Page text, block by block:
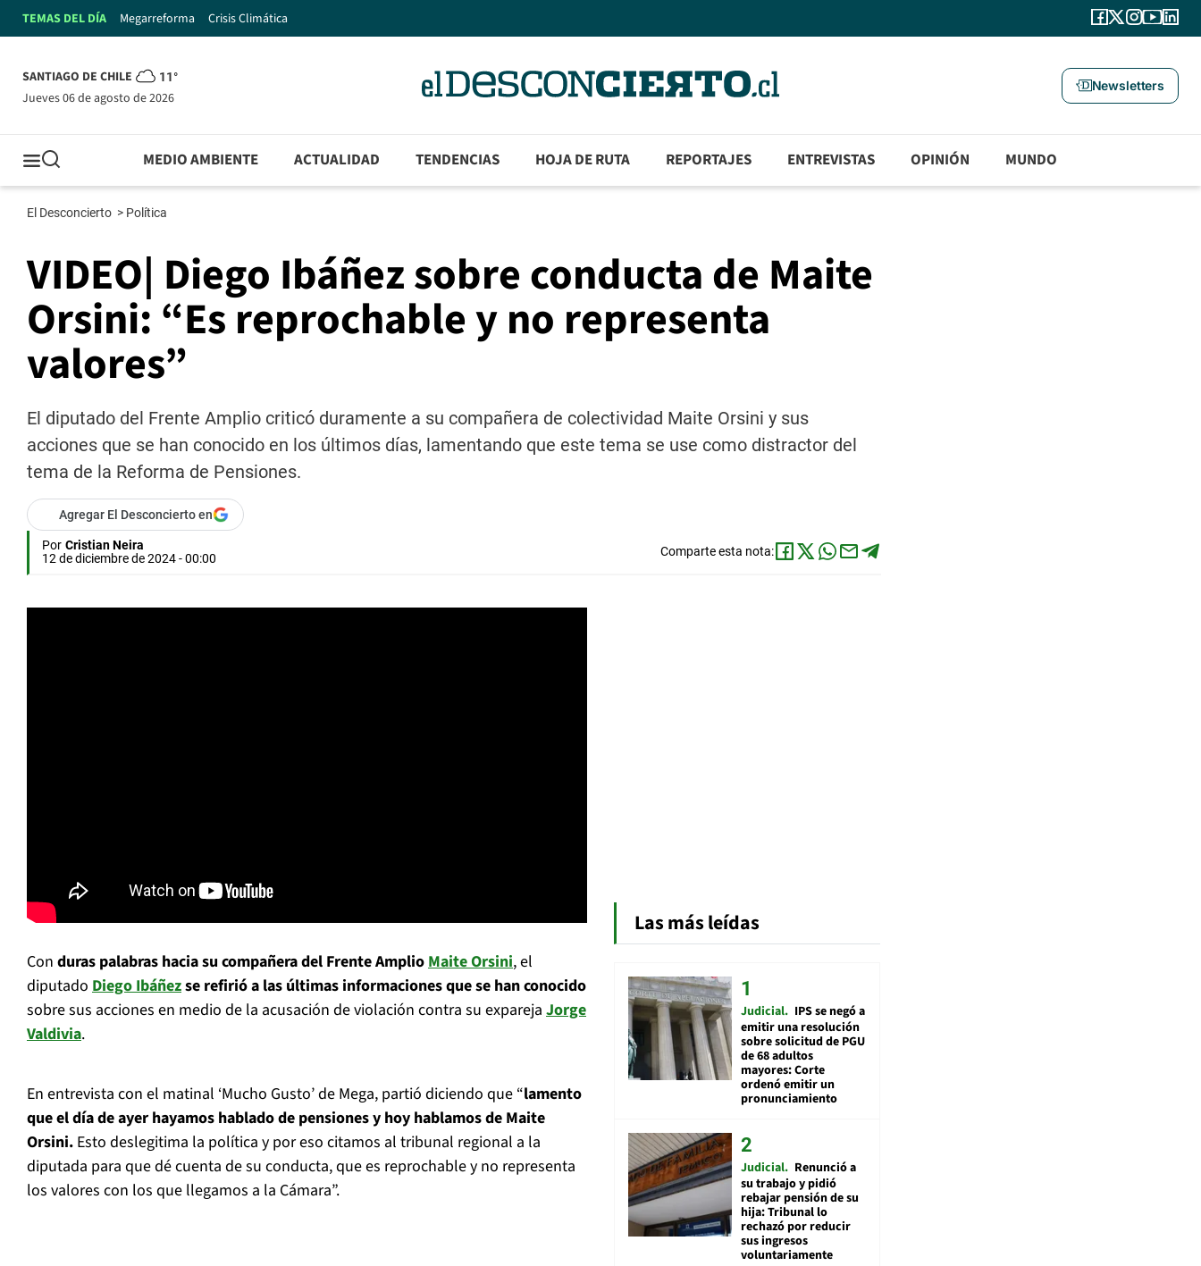
TEMAS DEL DÍA Megarreforma Crisis Climática
SANTIAGO DE CHILE 11°
jueves 06 de agosto de 2026
Newsletters
MEDIO AMBIENTE ACTUALIDAD TENDENCIAS HOJA DE RUTA REPORTAJES ENTREVISTAS OPINIÓN MUNDO
El Desconcierto > Política
VIDEO| Diego Ibáñez sobre conducta de Maite
Orsini: “Es reprochable y no representa
valores”
El diputado del Frente Amplio criticó duramente a su compañera de colectividad Maite Orsini y sus
acciones que se han conocido en los últimos días, lamentando que este tema se use como distractor del
tema de la Reforma de Pensiones.
Agregar El Desconcierto en
Por Cristian Neira
12 de diciembre de 2024 - 00:00
Comparte esta nota:
Con duras palabras hacia su compañera del Frente AmplioMaite Orsini, el
diputado Diego Ibáñezse refirió a las últimas informaciones que se han conocido
sobre sus acciones en medio de la acusación de violación contra su expareja Jorge
Valdivia.
En entrevista con el matinal ‘Mucho Gusto’ de Mega, partió diciendo que “lamento
que el día de ayer hayamos hablado de pensiones y hoy hablamos de Maite
Orsini. Esto deslegitima la política y por eso citamos al tribunal regional a la
diputada para que dé cuenta de su conducta, que es reprochable y no representa
los valores con los que llegamos a la Cámara”.
Las más leídas
Judicial IPS se negó a
emitir una resolución
sobre solicitud de PGU
de 68 adultos
mayores: Corte
ordenó emitir un
pronunciamiento
Judicial Renunció a
su trabajo y pidió
rebajar pensión de su
hija: Tribunal lo
rechazó por reducir
sus ingresos
voluntariamente